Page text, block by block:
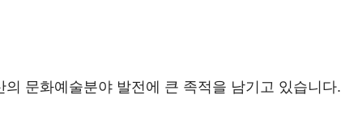
문화예술분야 발전에 큰 족적을 남기고 있습니다.